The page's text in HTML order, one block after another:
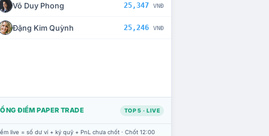
Võ Duy Phong 25,347 VNĐ
Đặng Kim Quỳnh 25,246 VNĐ
ĐIỂM PAPER TRADE TOP 5 · LIVE
live = số dư ví + ký quỹ + PnL chưa chốt · Chốt 12:00